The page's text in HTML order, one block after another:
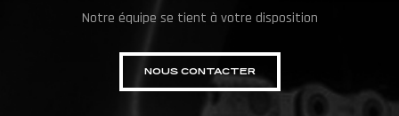
Notre équipe se tient à votre disposition
NOUS CONTACTER